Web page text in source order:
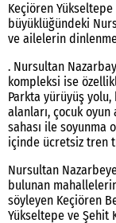
Keçiören
büyüklüğündeki
ve ailelerin
. Nursultan
kompleksi ise
Parkta yürüyüş
alanları, çocuk
sahası ile soyunma
içinde ücretsiz tren
Nursultan
bulunan
söyleyen Keçiören
Yükseltepe ve Şehit